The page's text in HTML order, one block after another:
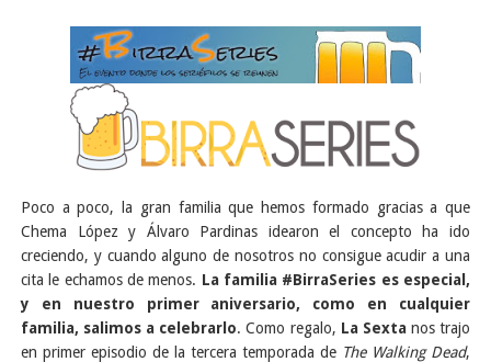
Poco a poco, la gran familia que hemos formado gracias a que
Chema López y Álvaro Pardinas idearon el concepto ha ido
creciendo, y cuando alguno de nosotros no consigue acudir a una
cita le echamos de menos. La familia #BirraSeries es especial,
y en nuestro primer aniversario, como en cualquier
familia, salimos a celebrarlo. Como regalo, La Sextanos trajo
en primer episodio de la tercera temporada de The Walking Dead,